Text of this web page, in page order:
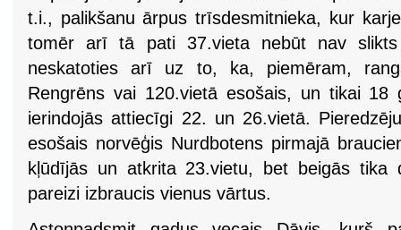
t.i., palikšanu ārpus trīsdesmitnieka, kur
tomēr arī tā pati 37.vieta nebūt nav slikts
neskatoties arī uz to, ka, piemēram,
Rengrēns vai 120.vietā esošais, un tikai 18
ierindojās attiecīgi 22. un 26.vietā.
esošais norvēģis Nurdbotens pirmajā
kļūdījās un atkrita 23.vietu, bet beigās tika
pareizi izbraucis vienus vārtus.